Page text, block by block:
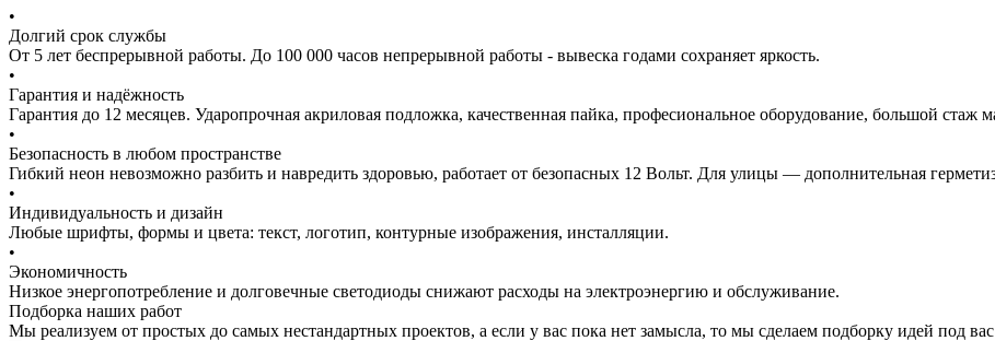
•
Долгий срок службы
От 5 лет беспрерывной работы. До 100 000 часов непрерывной работы - вывеска годами сохраняет яркость.
•
Гарантия и надёжность
Гарантия до 12 месяцев. Ударопрочная акриловая подложка, качественная пайка, професиональное оборудование, большой стаж
•
Безопасность в любом пространстве
Гибкий неон невозможно разбить и навредить здоровью, работает от безопасных 12 Вольт. Для улицы — дополнительная
•
Индивидуальность и дизайн
Любые шрифты, формы и цвета: текст, логотип, контурные изображения, инсталляции.
•
Экономичность
Низкое энергопотребление и долговечные светодиоды снижают расходы на электроэнергию и обслуживание.
Подборка наших работ
Мы реализуем от простых до самых нестандартных проектов, а если у вас пока нет замысла, то мы сделаем подборку идей под